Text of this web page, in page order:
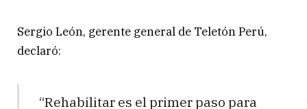
Sergio León, gerente general de Teletón Perú,
declaró:
“Rehabilitar es el primer paso para